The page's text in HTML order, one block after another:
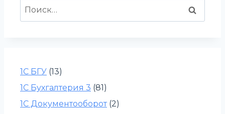
Найти:
1С БГУ (13)
1С Бухгалтерия 3 (81)
1С Документооборот(2)